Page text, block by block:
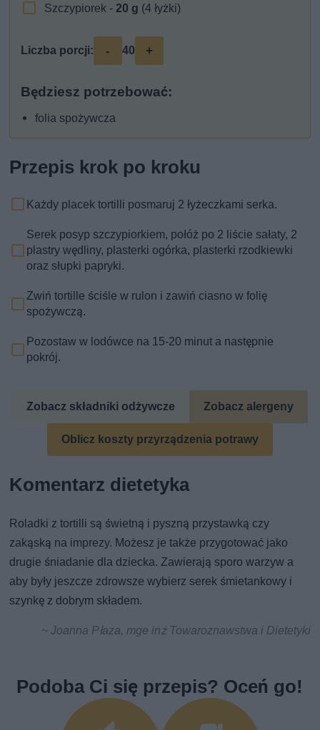
Szczypiorek -20 g (4 łyżki)
Liczba porcji: - 40 +
Będziesz potrzebować:
folia spożywcza
Przepis krok po kroku
Każdy placek tortilli posmaruj 2 łyżeczkami serka.
Serek posyp szczypiorkiem, połóż po 2 liście sałaty, 2
plastry wędliny, plasterki ogórka, plasterki rzodkiewki
oraz słupki papryki.
Zwiń tortille ściśle w rulon i zawiń ciasno w folię
spożywczą.
Pozostaw w lodówce na 15-20 minut a następnie
pokrój.
Zobacz składniki odżywcze Zobacz alergeny
Oblicz koszty przyrządzenia potrawy
Komentarz dietetyka
Roladki z tortilli są świetną i pyszną przystawką czy
zakąską na imprezy. Możesz je także przygotować jako
drugie śniadanie dla dziecka. Zawierają sporo warzyw a
aby były jeszcze zdrowsze wybierz serek śmietankowy i
szynkę z dobrym składem.
~ Joanna Płaza, mge inż Towaroznawstwa i Dietetyki
Podoba Ci się przepis? Oceń go!